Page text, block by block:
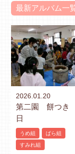
最新アルバム一
2026.01.20
第二園 餅つき
日
うめ組
ばら組
すみれ組